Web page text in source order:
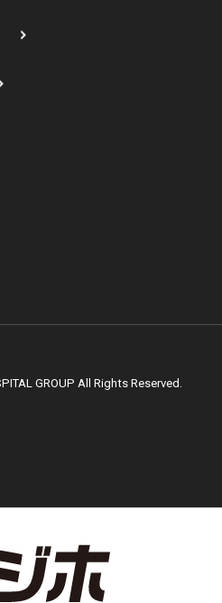
ラーザ駅前
ヶ丘遊園
杉
上大岡
GROUP All Rights Reserved.